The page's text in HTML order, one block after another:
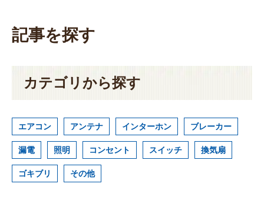
記事を探す
カテゴリから探す
エアコン アンテナ インターホン ブレーカー
漏電 照明 コンセント スイッチ 換気扇
ゴキブリ その他